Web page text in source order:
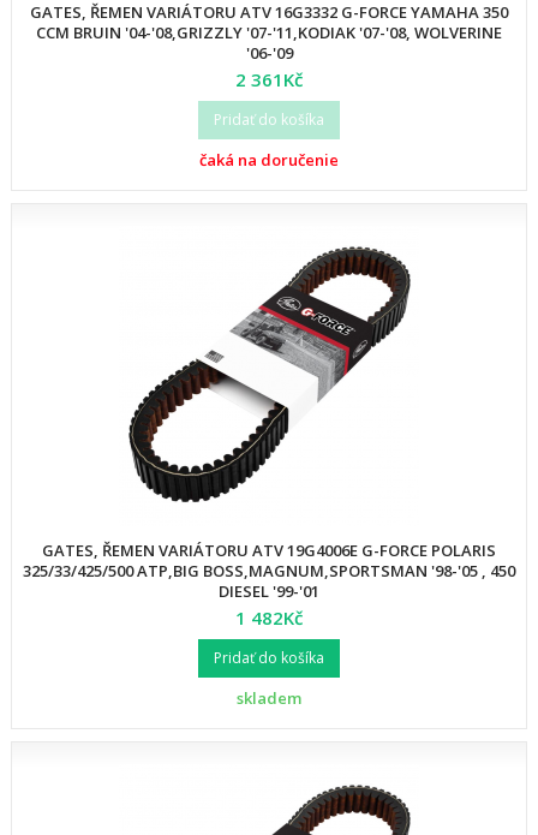
GATES, ŘEMEN VARIÁTORU ATV 16G3332 G-FORCE YAMAHA 350
CCM BRUIN '04-'08,GRIZZLY '07-'11,KODIAK '07-'08, WOLVERINE
'06-'09
2 361Kč
Pridať do košíka
čaká na doručenie
GATES, ŘEMEN VARIÁTORU ATV 19G4006E G-FORCE POLARIS
325/33/425/500 ATP,BIG BOSS,MAGNUM,SPORTSMAN '98-'05 , 450
DIESEL '99-'01
1 482Kč
Pridať do košíka
skladem